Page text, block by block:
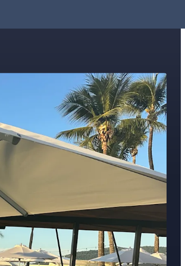
ein oder ruf uns kostenlos an unter0891 437